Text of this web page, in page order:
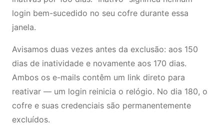
login bem-sucedido no seu cofre durante essa
janela.
Avisamos duas vezes antes da exclusão: aos 150
dias de inatividade e novamente aos 170 dias.
Ambos os e-mails contêm um link direto para
reativar — um login reinicia o relógio. No dia 180, o
cofre e suas credenciais são permanentemente
excluídos.